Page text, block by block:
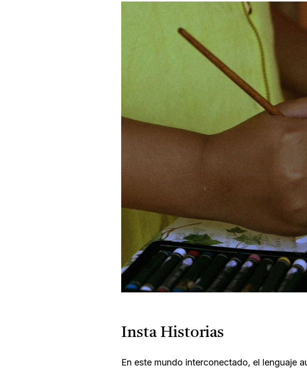
Insta Historias
En este mundo interconectado, el lenguaje